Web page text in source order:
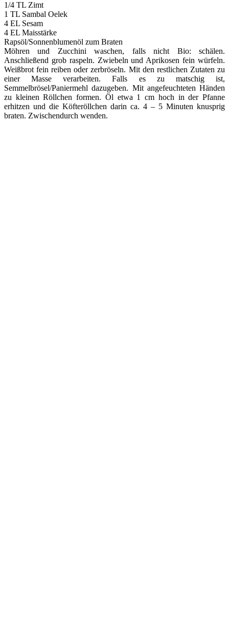
1/4 TL Zimt
1 TL Sambal Oelek
4 EL Sesam
4 EL Maisstärke
Rapsöl/Sonnenblumenöl zum Braten
Möhren und Zucchini waschen, falls nicht Bio: schälen.
Anschließend grob raspeln. Zwiebeln und Aprikosen fein würfeln.
Weißbrot fein reiben oder zerbröseln. Mit den restlichen Zutaten zu
einer Masse verarbeiten. Falls es zu matschig ist,
Semmelbrösel/Paniermehl dazugeben. Mit angefeuchteten Händen
zu kleinen Röllchen formen. Öl etwa 1 cm hoch in der Pfanne
erhitzen und die Köfteröllchen darin ca. 4 – 5 Minuten knusprig
braten. Zwischendurch wenden.